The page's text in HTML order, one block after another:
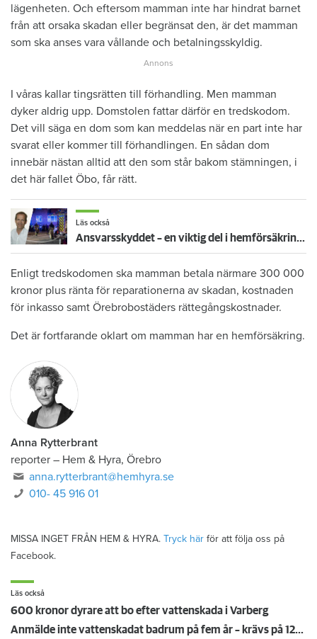
lägenheten. Och eftersom mamman inte har hindrat barnet
från att orsaka skadan eller begränsat den, är det mamman
som ska anses vara vållande och betalningsskyldig.
I våras kallar tingsrätten till förhandling. Men mamman
dyker aldrig upp. Domstolen fattar därför en tredskodom.
Det vill säga en dom som kan meddelas när en part inte har
svarat eller kommer till förhandlingen. En sådan dom
innebär nästan alltid att den som står bakom stämningen, i
det här fallet Öbo, får rätt.
Läs också
Ansvarsskyddet – en viktig del i hemförsäkringen
Enligt tredskodomen ska mamman betala närmare 300 000
kronor plus ränta för reparationerna av skadan, kostnaden
för inkasso samt Örebrobostäders rättegångskostnader.
Det är fortfarande oklart om mamman har en hemförsäkring.
Anna Rytterbrant
reporter – Hem & Hyra, Örebro
anna.rytterbrant@hemhyra.se
010- 45 916 01
MISSA INGET FRÅN HEM & HYRA. Tryck här för att följa oss på
Facebook.
Läs också
600 kronor dyrare att bo efter vattenskada i Varberg
Anmälde inte vattenskadat badrum på fem år – krävs på 125 000 kronor